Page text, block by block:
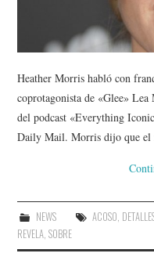
Heather Morris habló con
coprotagonista de «Glee»
del podcast «Everything
Daily Mail. Morris dijo que
NEWS ACOSO,
REVELA,SOBRE